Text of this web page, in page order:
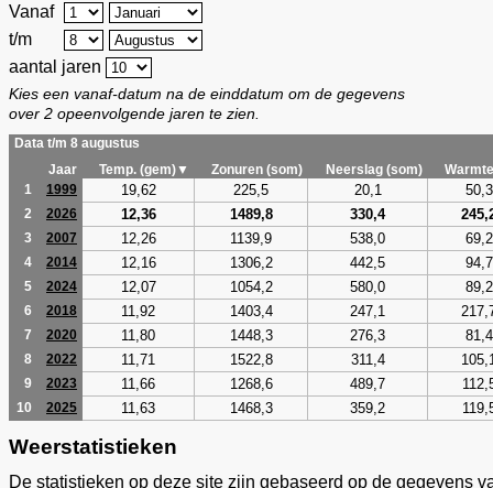
Vanaf
t/m
aantal jaren
Kies een vanaf-datum na de einddatum om de gegevens
over 2 opeenvolgende jaren te zien.
Data t/m 8 augustus
Jaar
Temp. (gem)▼ Zonuren (som) Neerslag (som)
1
1999 19,62 225,5 20,1 50,3
2 2026 12,36 1489,8 330,4
3 2007 12,26 1139,9 538,0 69,2
4 2014 12,16 1306,2 442,5 94,7
5 2024 12,07 1054,2 580,0 89,2
6 2018 11,92 1403,4 247,1
7 2020 11,80 1448,3 276,3 81,4
8 2022 11,71 1522,8 311,4
9 2023 11,66 1268,6 489,7
10 2025 11,63 1468,3 359,2
Weerstatistieken
De statistieken op deze site zijn gebaseerd op de gegevens